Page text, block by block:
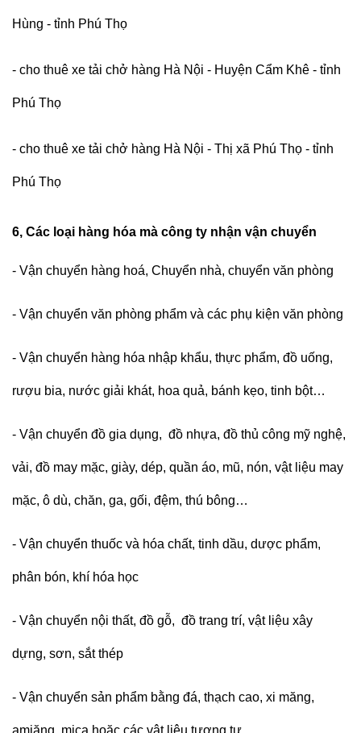
Hùng - tỉnh Phú Thọ
- cho thuê xe tải chở hàng Hà Nội - Huyện Cẩm Khê - tỉnh
Phú Thọ
- cho thuê xe tải chở hàng Hà Nội - Thị xã Phú Thọ - tỉnh
Phú Thọ
6, Các loại hàng hóa mà công ty nhận vận chuyển
- Vận chuyển hàng hoá, Chuyển nhà, chuyển văn phòng
- Vận chuyển văn phòng phẩm và các phụ kiện văn phòng
- Vận chuyển hàng hóa nhập khẩu, thực phẩm, đồ uống,
rượu bia, nước giải khát, hoa quả, bánh kẹo, tinh bột…
- Vận chuyển đồ gia dụng, đồ nhựa, đồ thủ công mỹ nghệ,
vải, đồ may mặc, giày, dép, quần áo, mũ, nón, vật liệu may
mặc, ô dù, chăn, ga, gối, đệm, thú bông…
- Vận chuyển thuốc và hóa chất, tinh dầu, dược phẩm,
phân bón, khí hóa học
- Vận chuyển nội thất, đồ gỗ, đồ trang trí, vật liệu xây
dựng, sơn, sắt thép
- Vận chuyển sản phẩm bằng đá, thạch cao, xi măng,
amiăng, mica hoặc các vật liệu tương tự